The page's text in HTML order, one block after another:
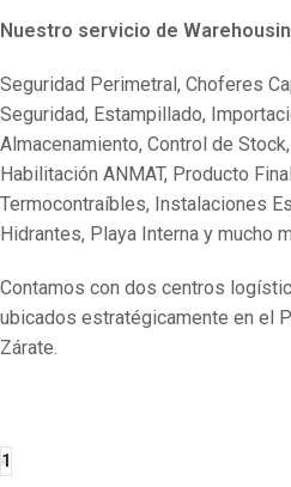
Nuestro servicio de
Seguridad Perimetral, Choferes
Seguridad, Estampillado,
Almacenamiento, Control de
Habilitación ANMAT, Producto
Termocontraíbles, Instalaciones
Hidrantes, Playa Interna y mucho
Contamos con dos centros
ubicados estratégicamente en el
Zárate.
1